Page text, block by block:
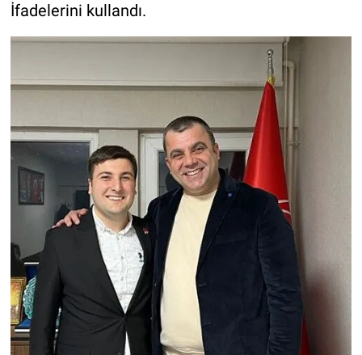
İfadelerini kullandı.